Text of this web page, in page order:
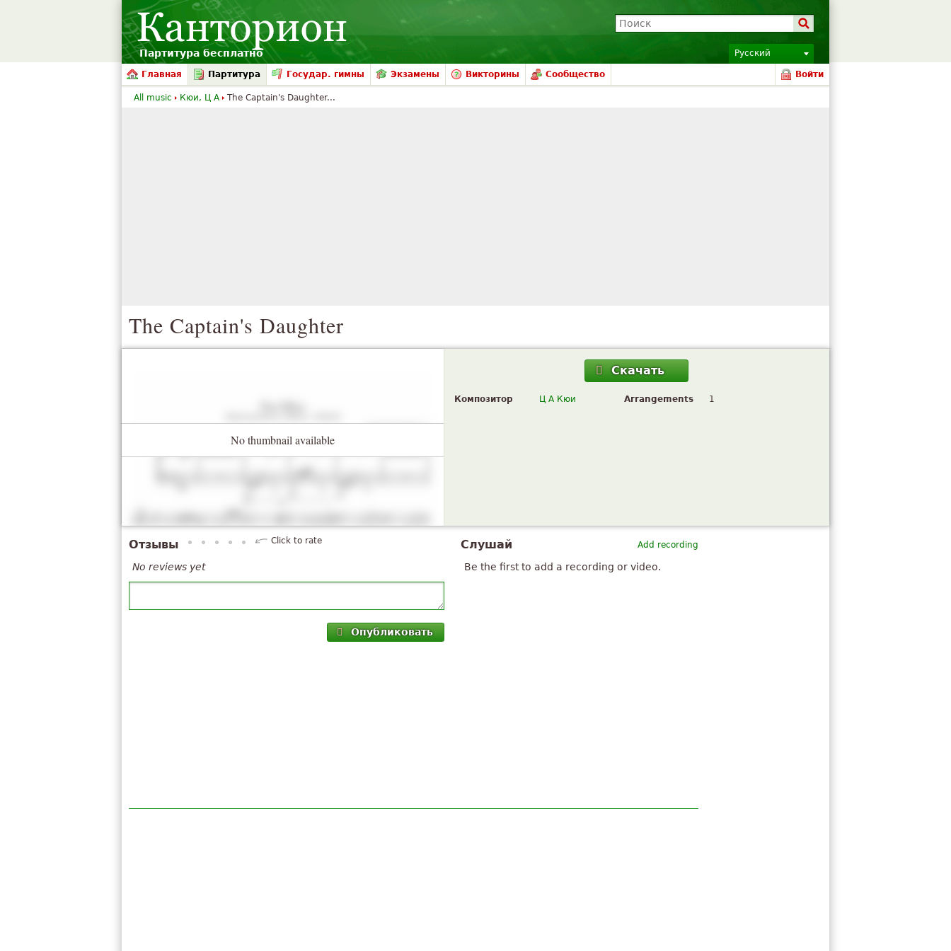
Партитура бесплатно Русский
Главная Партитура Государ. гимны Экзамены Викторины Сообщество Войти
The Captain's Daughter
No thumbnail available
Скачать
Композитор Ц А Кюи Arrangements 1
Add recording
Слушай
Be the first to add a recording or video.
Отзывы Click to rate
No reviews yet
Опубликовать
All music Кюи, Ц А The Captain's Daughter...